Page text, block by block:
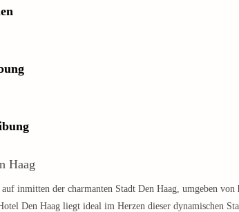
Haag
inmitten der charmanten Stadt Den Haag, umgeben von
Den Haag liegt ideal im Herzen dieser dynamischen